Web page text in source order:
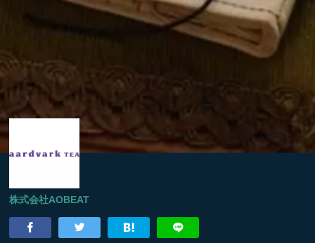
株式会社AOBEAT